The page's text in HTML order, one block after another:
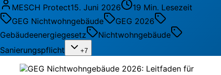
MESCH Protect15. Juni 2026
19 Min. Lesezeit
GEG Nichtwohngebäude
GEG 2026
Gebäudeenergiegesetz
Nichtwohngebäude
Sanierungspflicht
+7